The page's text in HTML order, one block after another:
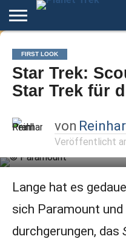
Home
Der
Podcast
Über
Star
Trek
Artikel
Andere
Welten
Autoren
Night
Mode
FIRST LOOK
Star Trek:
Star Trek für
von
Veröffentlicht
Lange hat es
sich Paramount
durchgerungen, das